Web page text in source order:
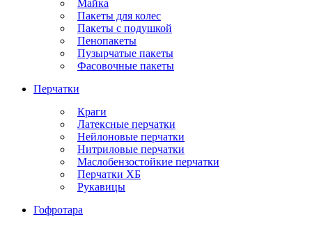
Майка
Пакеты для колес
Пакеты с подушкой
Пенопакеты
Пузырчатые пакеты
Фасовочные пакеты
Перчатки
Краги
Латексные перчатки
Нейлоновые перчатки
Нитриловые перчатки
Маслобензостойкие перчатки
Перчатки ХБ
Рукавицы
Гофротара